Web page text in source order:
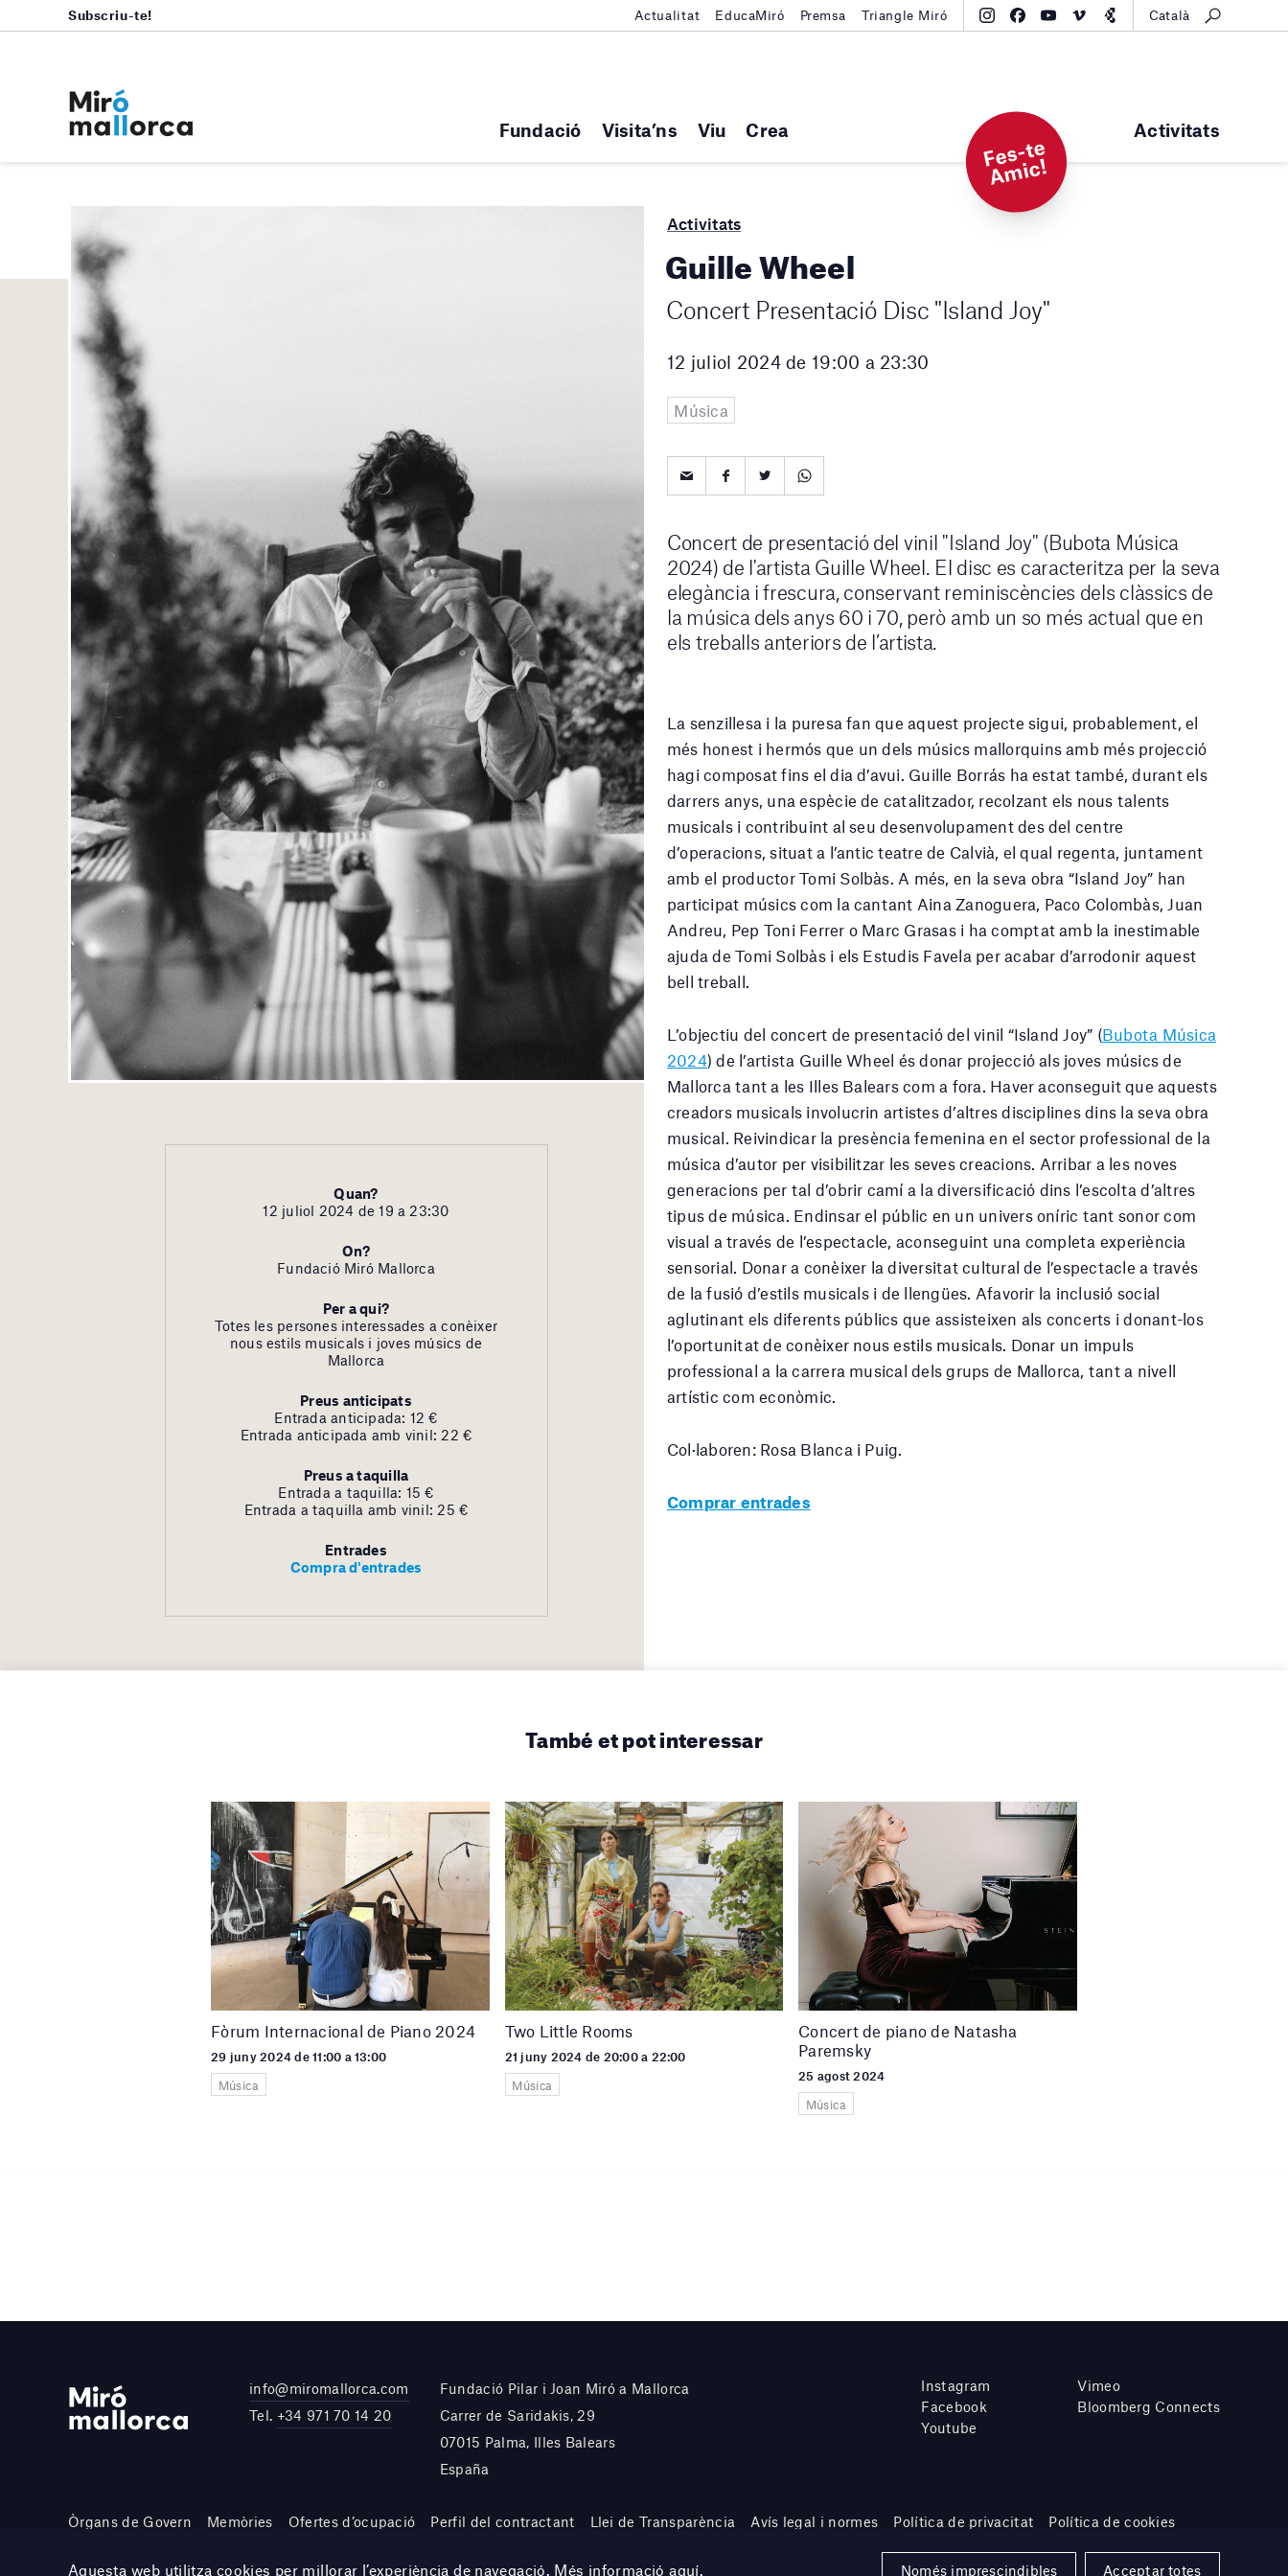
Fundació Visita’ns Viu Crea Activitats
Subscriu-te! Actualitat EducaMiró Premsa Triangle Miró Català
F
e
s-t
e
A
mi
c!
Quan?
12 juliol 2024 de 19 a 23:30
On?
Fundació Miró Mallorca
Per a qui?
Totes les persones interessades a conèixer
nous estils musicals i joves músics de
Mallorca
Preus anticipats
Entrada anticipada: 12 €
Entrada anticipada amb vinil: 22 €
Preus a taquilla
Entrada a taquilla: 15 €
Entrada a taquilla amb vinil: 25 €
Entrades
Compra d'entrades
Activitats
Guille Wheel
Concert Presentació Disc "Island Joy"
12 juliol 2024 de 19:00 a 23:30
Música
Concert de presentació del vinil "Island Joy" (Bubota Música
2024) de l'artista Guille Wheel. El disc es caracteritza per la seva
elegància i frescura, conservant reminiscències dels clàssics de
la música dels anys 60 i 70, però amb un so més actual que en
els treballs anteriors de l’artista.
La senzillesa i la puresa fan que aquest projecte sigui, probablement, el
més honest i hermós que un dels músics mallorquins amb més projecció
hagi composat fins el dia d’avui. Guille Borrás ha estat també, durant els
darrers anys, una espècie de catalitzador, recolzant els nous talents
musicals i contribuint al seu desenvolupament des del centre
d’operacions, situat a l’antic teatre de Calvià, el qual regenta, juntament
amb el productor Tomi Solbàs. A més, en la seva obra “Island Joy” han
participat músics com la cantant Aina Zanoguera, Paco Colombàs, Juan
Andreu, Pep Toni Ferrer o Marc Grasas i ha comptat amb la inestimable
ajuda de Tomi Solbàs i els Estudis Favela per acabar d’arrodonir aquest
bell treball.
L’objectiu del concert de presentació del vinil “Island Joy” (Bubota Música
2024) de l’artista Guille Wheel és donar projecció als joves músics de
Mallorca tant a les Illes Balears com a fora. Haver aconseguit que aquests
creadors musicals involucrin artistes d’altres disciplines dins la seva obra
musical. Reivindicar la presència femenina en el sector professional de la
música d’autor per visibilitzar les seves creacions. Arribar a les noves
generacions per tal d’obrir camí a la diversificació dins l’escolta d’altres
tipus de música. Endinsar el públic en un univers oníric tant sonor com
visual a través de l’espectacle, aconseguint una completa experiència
sensorial. Donar a conèixer la diversitat cultural de l’espectacle a través
de la fusió d’estils musicals i de llengües. Afavorir la inclusió social
aglutinant els diferents públics que assisteixen als concerts i donant-los
l’oportunitat de conèixer nous estils musicals. Donar un impuls
professional a la carrera musical dels grups de Mallorca, tant a nivell
artístic com econòmic.
Col·laboren: Rosa Blanca i Puig.
Comprar entrades
També et pot interessar
Fòrum Internacional de Piano 2024
29 juny 2024 de 11:00 a 13:00
Música
Two Little Rooms
21 juny 2024 de 20:00 a 22:00
Música
Concert de piano de Natasha
Paremsky
25 agost 2024
Música
info@miromallorca.com
Tel. +34 971 70 14 20
Fundació Pilar i Joan Miró a Mallorca
Carrer de Saridakis, 29
07015 Palma, Illes Balears
España
Instagram
Facebook
Youtube
Vimeo
Bloomberg Connects
Òrgans de Govern Memòries Ofertes d’ocupació Perfil del contractant Llei de Transparència Avís legal i normes Política de privacitat Política de cookies
Site by DOMO—A
Aquesta web utilitza cookies per millorar l’experiència de navegació. Més informacióaquí. Només imprescindibles Acceptar totes